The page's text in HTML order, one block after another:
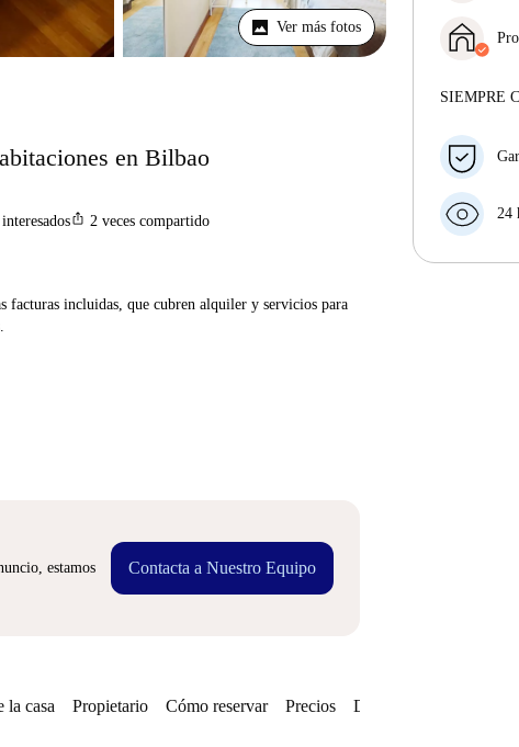
Ver más fotos
en Bilbao
interesadosios_share 2 veces compartido
facturas incluidas, que cubren alquiler y servicios para
estamos
Contacta a Nuestro Equipo
para
Más
SIEMPRE
horas
el
la casa Propietario Cómo reservar Precios Disponibilidades